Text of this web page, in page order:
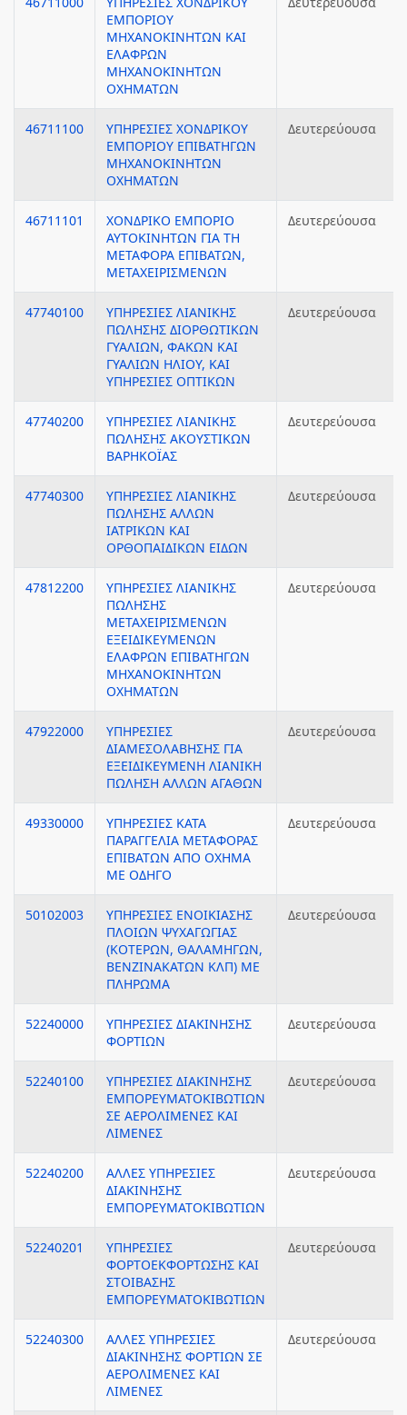
ΕΜΠΟΡΙΟΥ
ΜΗΧΑΝΟΚΙΝΗΤΩΝ ΚΑΙ
ΕΛΑΦΡΩΝ
ΜΗΧΑΝΟΚΙΝΗΤΩΝ
ΟΧΗΜΑΤΩΝ
46711100
ΥΠΗΡΕΣΙΕΣ ΧΟΝΔΡΙΚΟΥ
ΕΜΠΟΡΙΟΥ ΕΠΙΒΑΤΗΓΩΝ
ΜΗΧΑΝΟΚΙΝΗΤΩΝ
ΟΧΗΜΑΤΩΝ
Δευτερεύουσα
46711101
ΧΟΝΔΡΙΚΟ ΕΜΠΟΡΙΟ
ΑΥΤΟΚΙΝΗΤΩΝ ΓΙΑ ΤΗ
ΜΕΤΑΦΟΡΑ ΕΠΙΒΑΤΩΝ,
ΜΕΤΑΧΕΙΡΙΣΜΕΝΩΝ
Δευτερεύουσα
47740100
ΥΠΗΡΕΣΙΕΣ ΛΙΑΝΙΚΗΣ
ΠΩΛΗΣΗΣ ΔΙΟΡΘΩΤΙΚΩΝ
ΓΥΑΛΙΩΝ, ΦΑΚΩΝ ΚΑΙ
ΓΥΑΛΙΩΝ ΗΛΙΟΥ, ΚΑΙ
ΥΠΗΡΕΣΙΕΣ ΟΠΤΙΚΩΝ
Δευτερεύουσα
47740200
ΥΠΗΡΕΣΙΕΣ ΛΙΑΝΙΚΗΣ
ΠΩΛΗΣΗΣ ΑΚΟΥΣΤΙΚΩΝ
ΒΑΡΗΚΟΪΑΣ
Δευτερεύουσα
47740300
ΥΠΗΡΕΣΙΕΣ ΛΙΑΝΙΚΗΣ
ΠΩΛΗΣΗΣ ΑΛΛΩΝ
ΙΑΤΡΙΚΩΝ ΚΑΙ
ΟΡΘΟΠΑΙΔΙΚΩΝ ΕΙΔΩΝ
Δευτερεύουσα
47812200
ΥΠΗΡΕΣΙΕΣ ΛΙΑΝΙΚΗΣ
ΠΩΛΗΣΗΣ
ΜΕΤΑΧΕΙΡΙΣΜΕΝΩΝ
ΕΞΕΙΔΙΚΕΥΜΕΝΩΝ
ΕΛΑΦΡΩΝ ΕΠΙΒΑΤΗΓΩΝ
ΜΗΧΑΝΟΚΙΝΗΤΩΝ
ΟΧΗΜΑΤΩΝ
Δευτερεύουσα
47922000
ΥΠΗΡΕΣΙΕΣ
ΔΙΑΜΕΣΟΛΑΒΗΣΗΣ ΓΙΑ
ΕΞΕΙΔΙΚΕΥΜΕΝΗ ΛΙΑΝΙΚΗ
ΠΩΛΗΣΗ ΑΛΛΩΝ ΑΓΑΘΩΝ
Δευτερεύουσα
49330000
ΥΠΗΡΕΣΙΕΣ ΚΑΤΑ
ΠΑΡΑΓΓΕΛΙΑ ΜΕΤΑΦΟΡΑΣ
ΕΠΙΒΑΤΩΝ ΑΠΟ ΟΧΗΜΑ
ΜΕ ΟΔΗΓΟ
Δευτερεύουσα
50102003
ΥΠΗΡΕΣΙΕΣ ΕΝΟΙΚΙΑΣΗΣ
ΠΛΟΙΩΝ ΨΥΧΑΓΩΓΙΑΣ
(ΚΟΤΕΡΩΝ, ΘΑΛΑΜΗΓΩΝ,
ΒΕΝΖΙΝΑΚΑΤΩΝ ΚΛΠ) ΜΕ
ΠΛΗΡΩΜΑ
Δευτερεύουσα
52240000
ΥΠΗΡΕΣΙΕΣ ΔΙΑΚΙΝΗΣΗΣ
ΦΟΡΤΙΩΝ
Δευτερεύουσα
52240100
ΥΠΗΡΕΣΙΕΣ ΔΙΑΚΙΝΗΣΗΣ
ΕΜΠΟΡΕΥΜΑΤΟΚΙΒΩΤΙΩΝ
ΣΕ ΑΕΡΟΛΙΜΕΝΕΣ ΚΑΙ
ΛΙΜΕΝΕΣ
Δευτερεύουσα
52240200
ΑΛΛΕΣ ΥΠΗΡΕΣΙΕΣ
ΔΙΑΚΙΝΗΣΗΣ
ΕΜΠΟΡΕΥΜΑΤΟΚΙΒΩΤΙΩΝ
Δευτερεύουσα
52240201
ΥΠΗΡΕΣΙΕΣ
ΦΟΡΤΟΕΚΦΟΡΤΩΣΗΣ ΚΑΙ
ΣΤΟΙΒΑΣΗΣ
ΕΜΠΟΡΕΥΜΑΤΟΚΙΒΩΤΙΩΝ
Δευτερεύουσα
52240300
ΑΛΛΕΣ ΥΠΗΡΕΣΙΕΣ
ΔΙΑΚΙΝΗΣΗΣ ΦΟΡΤΙΩΝ ΣΕ
ΑΕΡΟΛΙΜΕΝΕΣ ΚΑΙ
ΛΙΜΕΝΕΣ
Δευτερεύουσα